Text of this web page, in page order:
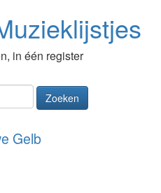
in één register
Zoeken
Gelb